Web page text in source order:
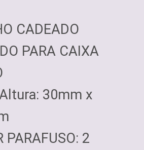
CADEADO
PARA CAIXA
30mm x
PARAFUSO: 2